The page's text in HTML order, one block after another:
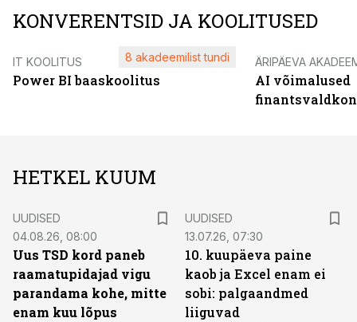
KONVERENTSID JA KOOLITUSED
IT KOOLITUS
Power BI baaskoolitus
8 akadeemilist tundi ÄRIPÄEVA
AI võimalused
HETKEL KUUM
UUDISED
04.08.26, 08:00
Uus TSD kord paneb
raamatupidajad vigu
parandama kohe, mitte
enam kuu lõpus
UUDISED
13.07.26, 07:30
10. kuupäeva paine
kaob ja Excel enam ei
sobi: palgaandmed
liiguvad